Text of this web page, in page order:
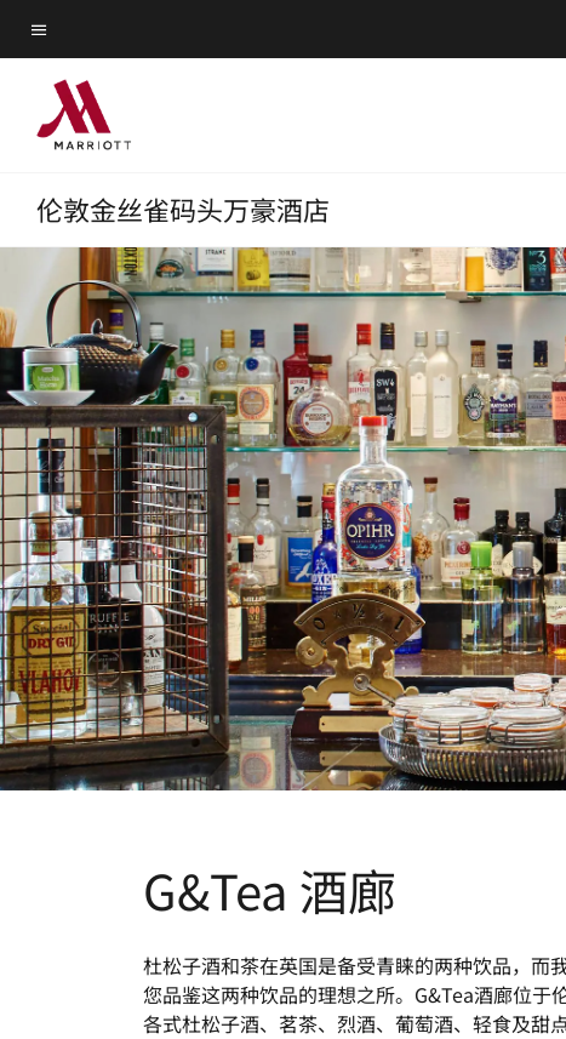
content
Skip
to
main
content
菜单文本
伦敦金丝雀码头万豪酒店
G&Tea 酒廊
杜松子酒和茶在英国是备受青睐的两种饮品，而
您品鉴这两种饮品的理想之所。G&Tea酒廊位于
各式杜松子酒、茗茶、烈酒、葡萄酒、轻食及甜点